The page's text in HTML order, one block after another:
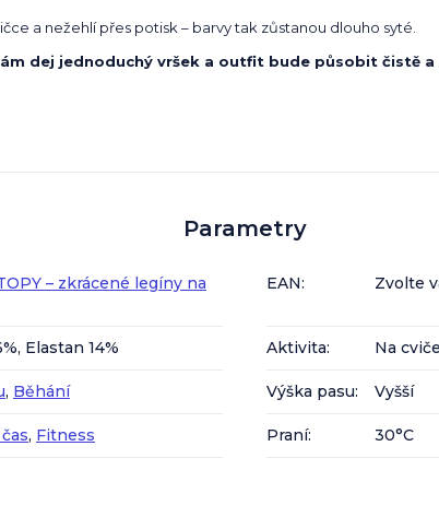
a nežehlí přes potisk – barvy tak zůstanou dlouho syté.
dej jednoduchý vršek a outfit bude působit čistě a
Parametry
– zkrácené legíny na EAN: Zvolte
Elastan 14% Aktivita: Na
, Běhání Výška pasu: Vyšší
, Fitness Praní: 30°C